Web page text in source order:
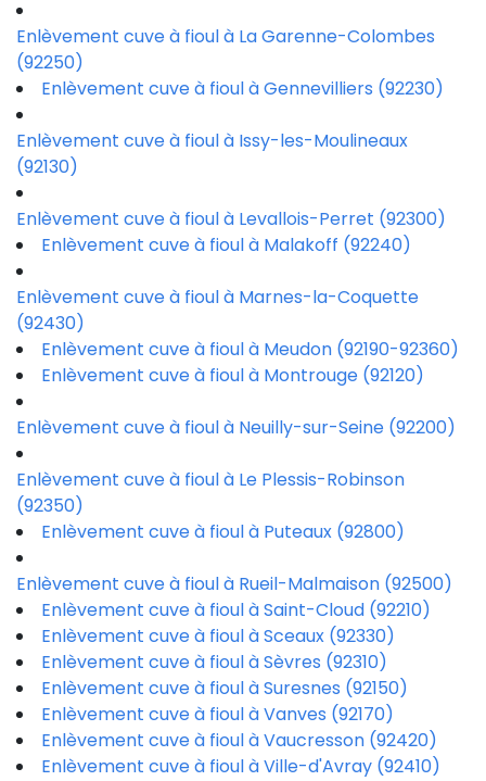
Enlèvement cuve à fioul à La Garenne-Colombes
(92250)
Enlèvement cuve à fioul à Gennevilliers (92230)
Enlèvement cuve à fioul à Issy-les-Moulineaux
(92130)
Enlèvement cuve à fioul à Levallois-Perret (92300)
Enlèvement cuve à fioul à Malakoff (92240)
Enlèvement cuve à fioul à Marnes-la-Coquette
(92430)
Enlèvement cuve à fioul à Meudon (92190-92360)
Enlèvement cuve à fioul à Montrouge (92120)
Enlèvement cuve à fioul à Neuilly-sur-Seine (92200)
Enlèvement cuve à fioul à Le Plessis-Robinson
(92350)
Enlèvement cuve à fioul à Puteaux (92800)
Enlèvement cuve à fioul à Rueil-Malmaison (92500)
Enlèvement cuve à fioul à Saint-Cloud (92210)
Enlèvement cuve à fioul à Sceaux (92330)
Enlèvement cuve à fioul à Sèvres (92310)
Enlèvement cuve à fioul à Suresnes (92150)
Enlèvement cuve à fioul à Vanves (92170)
Enlèvement cuve à fioul à Vaucresson (92420)
Enlèvement cuve à fioul à Ville-d'Avray (92410)